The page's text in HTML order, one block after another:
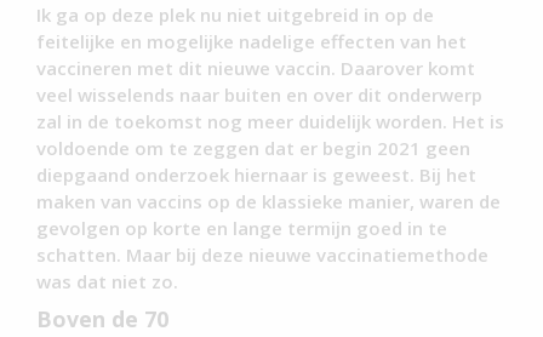
Ik ga op deze plek nu niet uitgebreid in op de
feitelijke en mogelijke nadelige effecten van het
vaccineren met dit nieuwe vaccin. Daarover komt
veel wisselends naar buiten en over dit onderwerp
zal in de toekomst nog meer duidelijk worden. Het is
voldoende om te zeggen dat er begin 2021 geen
diepgaand onderzoek hiernaar is geweest. Bij het
maken van vaccins op de klassieke manier, waren de
gevolgen op korte en lange termijn goed in te
schatten. Maar bij deze nieuwe vaccinatiemethode
was dat niet zo.
Boven de 70